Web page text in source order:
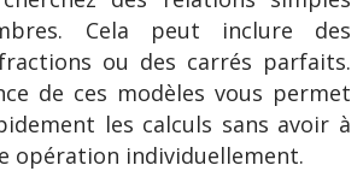
Cela peut inclure des
ou des carrés parfaits.
de ces modèles vous permet
les calculs sans avoir à
opération individuellement.